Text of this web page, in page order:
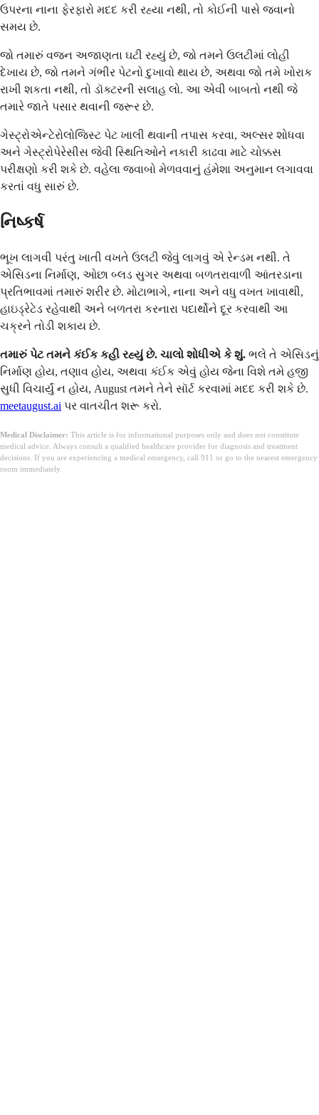
ઉપરના નાના ફેરફારો મદદ કરી રહ્યા નથી, તો કોઈની પાસે જવાનો
સમય છે.
જો તમારું વજન અજાણતા ઘટી રહ્યું છે, જો તમને ઉલટીમાં લોહી
દેખાય છે, જો તમને ગંભીર પેટનો દુખાવો થાય છે, અથવા જો તમે ખોરાક
રાખી શકતા નથી, તો ડૉક્ટરની સલાહ લો. આ એવી બાબતો નથી જે
તમારે જાતે પસાર થવાની જરૂર છે.
ગેસ્ટ્રોએન્ટેરોલોજિસ્ટ પેટ ખાલી થવાની તપાસ કરવા, અલ્સર શોધવા
અને ગેસ્ટ્રોપેરેસીસ જેવી સ્થિતિઓને નકારી કાઢવા માટે ચોક્કસ
પરીક્ષણો કરી શકે છે. વહેલા જવાબો મેળવવાનું હંમેશા અનુમાન લગાવવા
કરતાં વધુ સારું છે.
નિષ્કર્ષ
ભૂખ લાગવી પરંતુ ખાતી વખતે ઉલટી જેવું લાગવું એ રેન્ડમ નથી. તે
એસિડના નિર્માણ, ઓછા બ્લડ સુગર અથવા બળતરાવાળી આંતરડાના
પ્રતિભાવમાં તમારું શરીર છે. મોટાભાગે, નાના અને વધુ વખત ખાવાથી,
હાઇડ્રેટેડ રહેવાથી અને બળતરા કરનારા પદાર્થોને દૂર કરવાથી આ
ચક્રને તોડી શકાય છે.
તમારું પેટ તમને કંઈક કહી રહ્યું છે. ચાલો શોધીએ કે શું. ભલે તે એસિડનું
નિર્માણ હોય, તણાવ હોય, અથવા કંઈક એવું હોય જેના વિશે તમે હજી
સુધી વિચાર્યું ન હોય, August તમને તેને સૉર્ટ કરવામાં મદદ કરી શકે છે.
meetaugust.ai પર વાતચીત શરૂ કરો.
Medical Disclaimer: This article is for informational purposes only and does not constitute
medical advice. Always consult a qualified healthcare provider for diagnosis and treatment
decisions. If you are experiencing a medical emergency, call 911 or go to the nearest emergency
room immediately.